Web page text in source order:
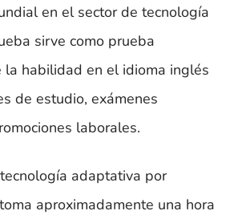
en el sector de tecnología
sirve como prueba
la habilidad en el idioma inglés
de estudio, exámenes
laborales.
adaptativa por
aproximadamente una hora